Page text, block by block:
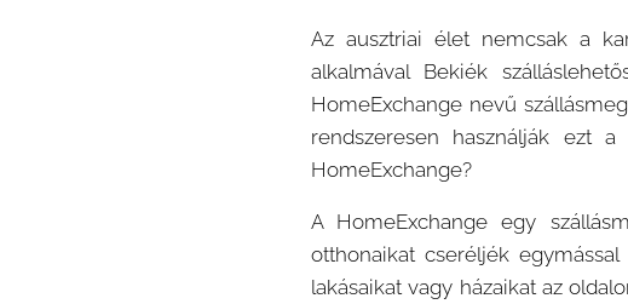
Az ausztriai élet nemcsak a
alkalmával Bekiék
HomeExchange nevű
rendszeresen használják ezt
HomeExchange?
A HomeExchange egy
otthonaikat cseréljék
lakásaikat vagy házaikat az